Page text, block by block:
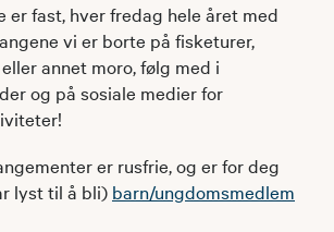
er fast, hver fredag hele året med
vi er borte på fisketurer,
annet moro, følg med i
og på sosiale medier for
er rusfrie, og er for deg
lyst til å bli) barn/ungdomsmedlem